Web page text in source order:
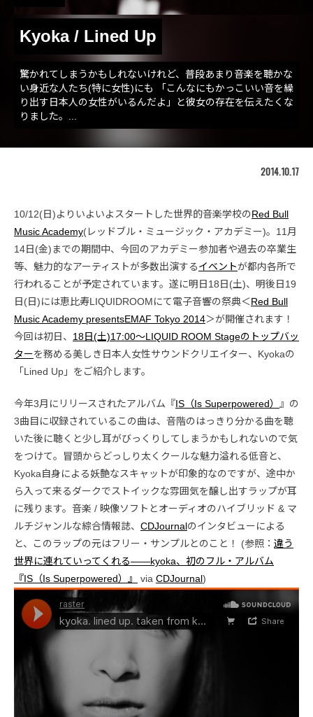
Kyoka / Lined Up
驚かれてしまうかもしれないけれど、普段あまり音楽を聴かな
い身近な人たち(特に女性)にも 「こんなにもかっこいい音を繰
り出す日本人の女性がいるんだよ」と彼女の存在を伝えたくな
りました。...
2014.10.17
10/12(日)よりいよいよスタートした世界的音楽学校のRed Bull
Music Academy(レッドブル・ミュージック・アカデミー)。11月
14日(金)までの期間中、今回のアカデミー参加者や過去の卒業生
等、魅力的なアーティストが多数出演するイベントが都内各所で
行われることが予定されています。遂に明日18日(土)、明後日19
日(日)には恵比寿LIQUIDROOMにて電子音響の祭典＜Red Bull
Music Academy presentsEMAF Tokyo 2014＞が開催されます！
今回は初日、 18日(土)17:00〜LIQUID ROOM Stageのトップバッ
ターを務める美しき日本人女性サウンドクリエイター、Kyokaの
「Lined Up」をご紹介します。
今年3月にリリースされたアルバム『IS（Is Superpowered） 』の
3曲目に収録されているこの曲は、音階のはっきり分かる曲を聴
いた後に聴くと少し耳がびっくりしてしまうかもしれないので気
をつけて。冒頭からどっしり太くクールな魅力溢れる低音と、
Kyoka自身による妖艶なスキャットが印象的なのですが、途中か
ら入って来るダークでストイックな雰囲気を醸し出すラップが耳
に残ります。音楽 / 映像ソフトとオーディオのハイブリッド & マ
ルチジャンルな綜合情報誌、 CDJournalのインタビューによる
と、このラップの元はフリー・サンプルとのこと！ (参照： 違う
世界に連れていってくれる——kyoka、初のフル・アルバム
『IS（Is Superpowered）』
via CDJournal)